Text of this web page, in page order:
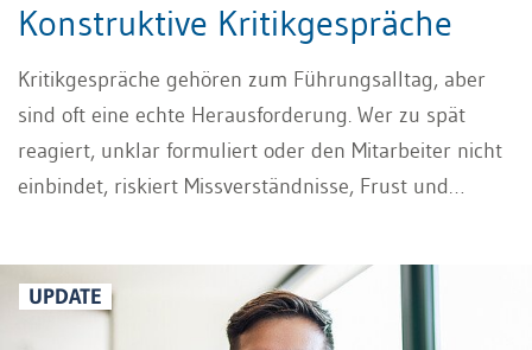
Konstruktive Kritikgespräche
Kritikgespräche gehören zum Führungsalltag, aber
sind oft eine echte Herausforderung. Wer zu spät
reagiert, unklar formuliert oder den Mitarbeiter nicht
einbindet, riskiert Missverständnisse, Frust und
Chance werden: Sie schaffen Klarheit, eröffnen neue
Perspektiven und zeigen Wege zur Verbesserung. In
UPDATE